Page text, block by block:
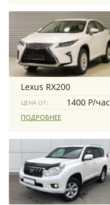
Lexus RX200
ЦЕНА ОТ: 1400 Р/час
ПОДРОБНЕЕ